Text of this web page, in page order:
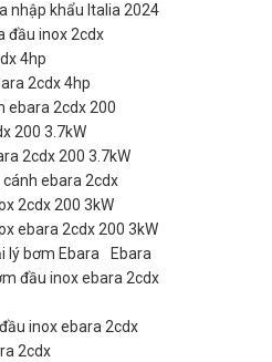
nhập khẩu Italia 2024
đầu inox 2cdx
4hp
2cdx 4hp
ebara 2cdx 200
200 3.7kW
2cdx 200 3.7kW
ebara 2cdx
2cdx 200 3kW
ebara 2cdx 200 3kW
lý bơm Ebara
Ebara
đầu inox ebara 2cdx
inox ebara 2cdx
2cdx